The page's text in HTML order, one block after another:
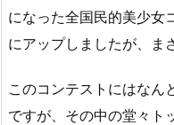
になった全国民的美少女
にアップしましたが、ま
このコンテストにはなん
ですが、その中の堂々ト